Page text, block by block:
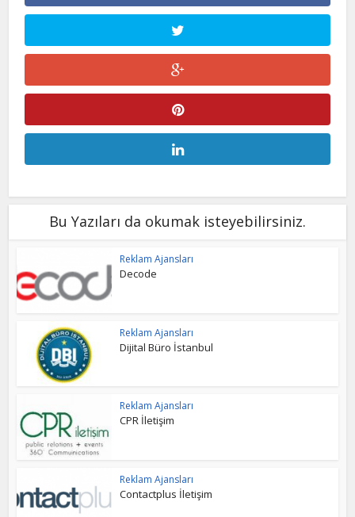
Bu Yazıları da okumak isteyebilirsiniz.
Reklam Ajansları
Decode
Reklam Ajansları
Dijital Büro İstanbul
Reklam Ajansları
CPR İletişim
Reklam Ajansları
Contactplus İletişim